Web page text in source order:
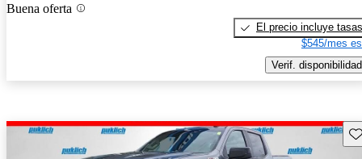
Buena oferta
El precio incluye tasas
$545/mes
Verif. disponibilidad